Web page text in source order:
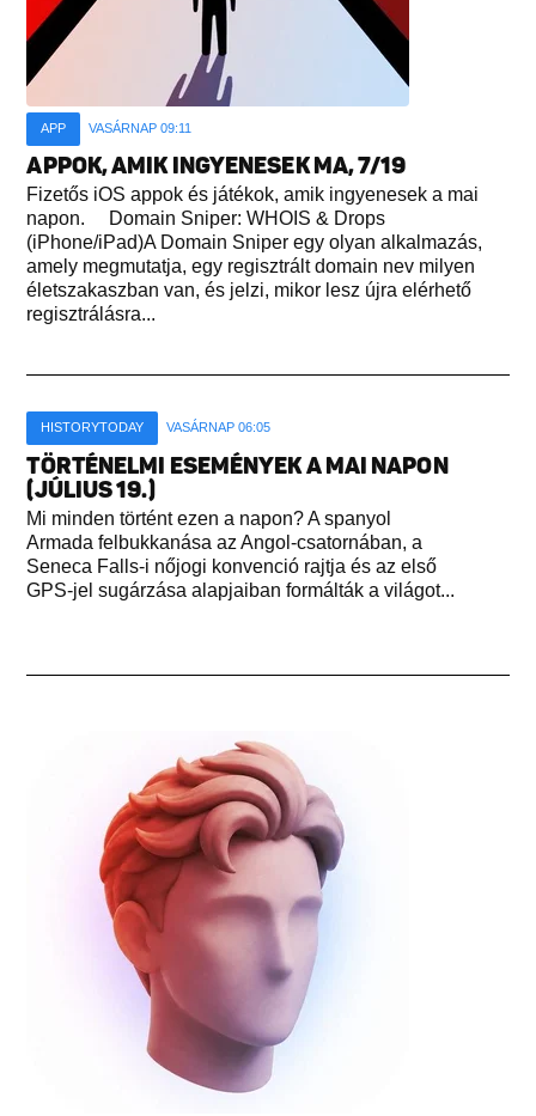
APP VASÁRNAP 09:11
APPOK, AMIK INGYENESEK MA, 7/19
Fizetős iOS appok és játékok, amik ingyenesek a mai
napon. Domain Sniper: WHOIS & Drops
(iPhone/iPad)A Domain Sniper egy olyan alkalmazás,
amely megmutatja, egy regisztrált domain nev milyen
életszakaszban van, és jelzi, mikor lesz újra elérhető
regisztrálásra...
HISTORYTODAY VASÁRNAP 06:05
TÖRTÉNELMI ESEMÉNYEK A MAI NAPON
(JÚLIUS 19.)
Mi minden történt ezen a napon? A spanyol
Armada felbukkanása az Angol-csatornában, a
Seneca Falls-i nőjogi konvenció rajtja és az első
GPS-jel sugárzása alapjaiban formálták a világot...